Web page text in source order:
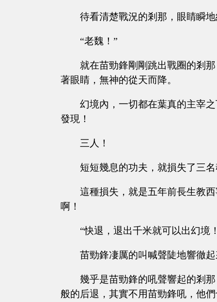
待看清楚戰況的剎那，眼睛瞬
“老魏！”
就在苗勁鋒剛剛跳出戰圈的剎
著眼睛，無神的從天而降。
幻境內，一切都在葉真的主宰
發現！
三人！
短短幾息的功夫，就損失了三
這種損失，就是五年前長生教
啊！
“快退，退出千米就可以出幻境
苗勁鋒凄厲的叫喊聲陡地響徹
幾乎是苗勁鋒的吼聲響起的剎
般的后退，其實不用苗勁鋒吼，他